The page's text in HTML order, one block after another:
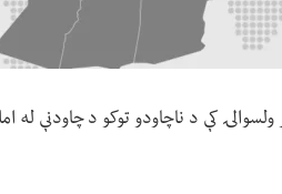
کې د ناچاودو توکو د چاودنې له